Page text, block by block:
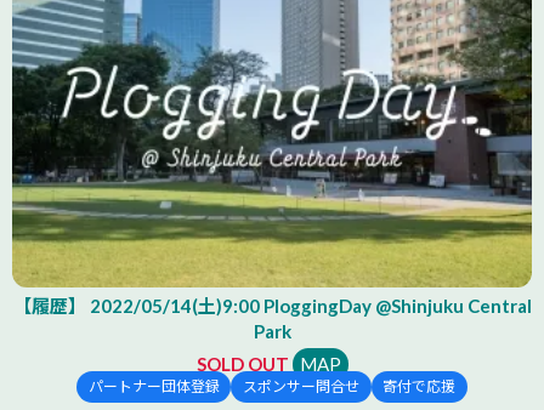
パートナー団体登録 スポンサー問合せ 寄付で応援
【履歴】 2022/05/14(土)9:00 PloggingDay @Shinjuku Central
Park
SOLD OUT
MAP